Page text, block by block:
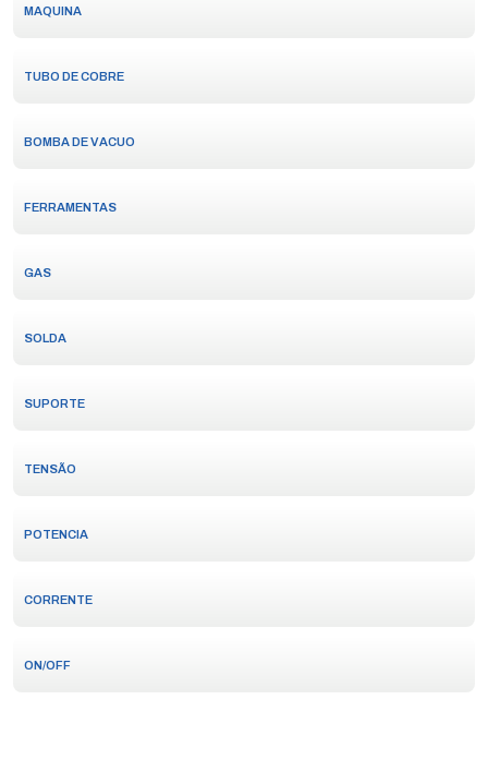
MAQUINA
TUBO DE COBRE
BOMBA DE VACUO
FERRAMENTAS
GAS
SOLDA
SUPORTE
TENSÃO
POTENCIA
CORRENTE
ON/OFF